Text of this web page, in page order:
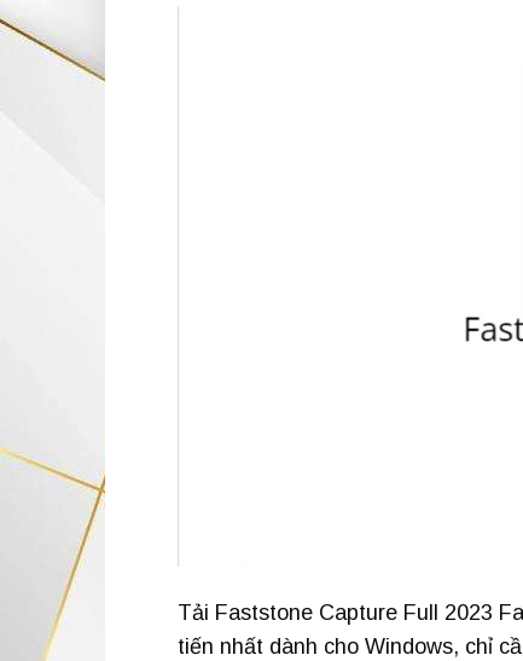
Tải Faststone Capture Full 2023
tiến nhất dành cho Windows, chỉ